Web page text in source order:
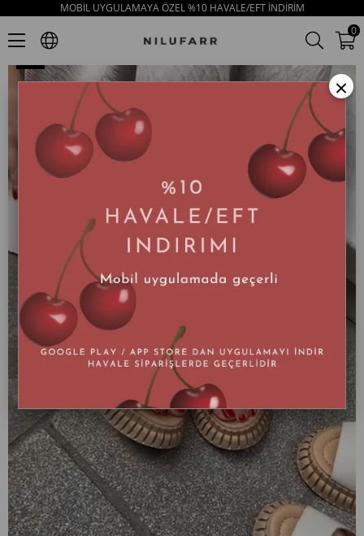
MOBİL UYGULAMAYA ÖZEL %10 HAVALE/EFT İNDİRİM
0
Cappy Turuncu Hakiki Deri Topuklu Kadın Sandalet
×